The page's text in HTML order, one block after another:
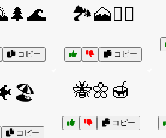
コピー
🏞️🗻🚶‍♂️
コピー
コピー
🐝🌼🍯
コピー